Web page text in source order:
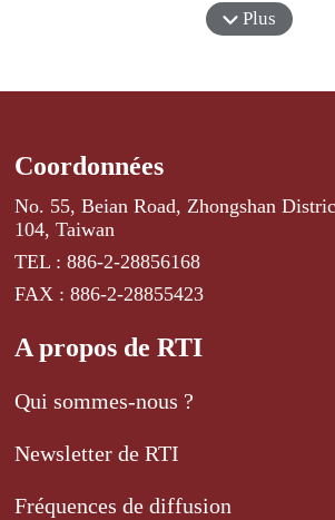
Plus
Coordonnées
No. 55, Beian Road, Zhongshan
104, Taiwan
TEL : 886-2-28856168
FAX : 886-2-28855423
A propos de RTI
Qui sommes-nous ?
Newsletter de RTI
Fréquences de diffusion